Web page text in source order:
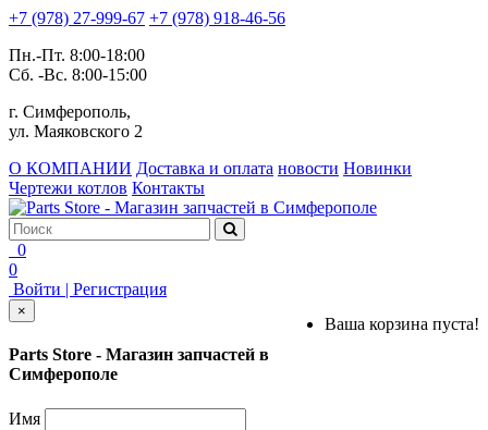
+7 (978) 27-999-67 +7 (978) 918-46-56
Пн.-Пт. 8:00-18:00
Сб. -Вс. 8:00-15:00
г. Симферополь,
ул. Маяковского 2
О КОМПАНИИ Доставка и оплата новости Новинки
Чертежи котлов Контакты
0
0
Ваша корзина пуста!
Войти | Регистрация
×
Parts Store - Магазин запчастей в
Симферополе
Имя